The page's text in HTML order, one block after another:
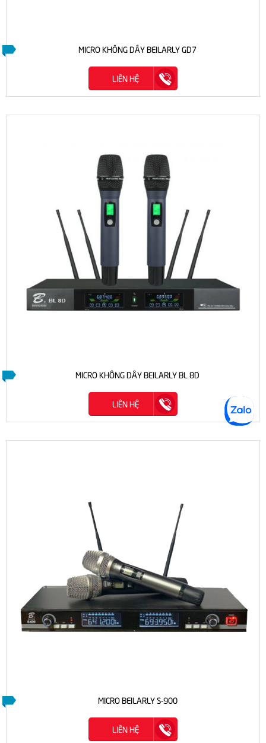
MICRO KHÔNG DÂY BEILARLY GD7
LIÊN HỆ
MICRO KHÔNG DÂY BEILARLY BL 8D
LIÊN HỆ
MICRO BEILARLY S-900
LIÊN HỆ